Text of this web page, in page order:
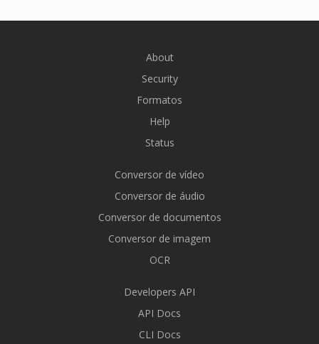
About
Security
Formatos
Help
Status
Conversor de vídeo
Conversor de áudio
Conversor de documentos
Conversor de imagem
OCR
Developers API
API Docs
CLI Docs